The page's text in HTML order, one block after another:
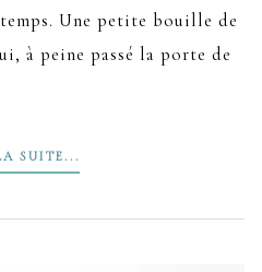
Une petite bouille de
à peine passé la porte de
SUITE...